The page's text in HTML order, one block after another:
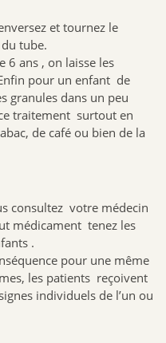
et tournez le
tube.
6 ans , on laisse les
pour un enfant de
granules dans un peu
traitement surtout en
de café ou bien de la
consultez votre médecin
médicament tenez les
.
pour une même
les patients reçoivent
individuels de l’un ou